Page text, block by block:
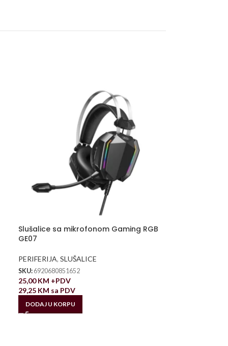
Slušalice sa mikrofonom Gaming RGB
GE07
PERIFERIJA, SLUŠALICE
SKU: 6920680851652
25,00KM +PDV
29,25 KM sa PDV
DODAJ U KORPU